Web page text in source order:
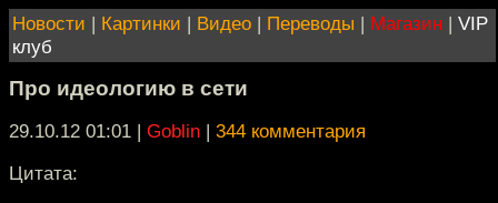
Новости | Картинки | Видео | Переводы | Магазин | VIP
клуб
Про идеологию в сети
29.10.12 01:01 | Goblin | 344 комментария
Цитата: